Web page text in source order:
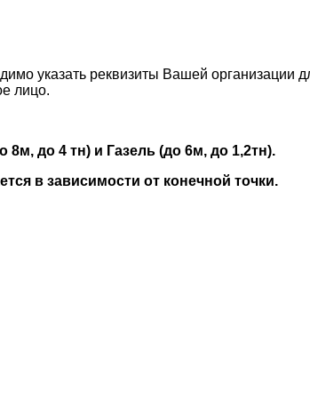
указать реквизиты Вашей организации
лицо.
до 4 тн) и Газель (до 6м, до 1,2тн).
в зависимости от конечной точки.